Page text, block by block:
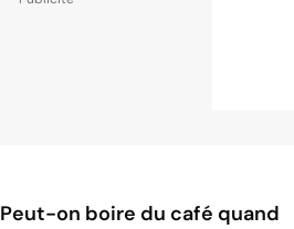
Peut-on boire du café quand